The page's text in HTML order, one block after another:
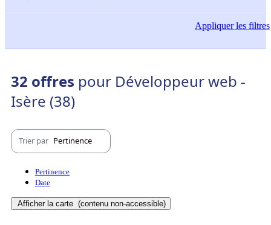
Appliquerles filtres
32 offres pour Développeur web -
Isère (38)
Trier par Pertinence
Pertinence
Date
Afficher la carte (contenu non-accessible)